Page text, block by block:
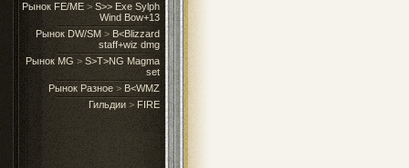
Рынок FE/ME > S>> Exe Sylph
Wind Bow+13
Рынок DW/SM > B<Blizzard
staff+wiz dmg
Рынок MG > S>T>NG Magma
set
Рынок Разное > B<WMZ
Гильдии > FIRE